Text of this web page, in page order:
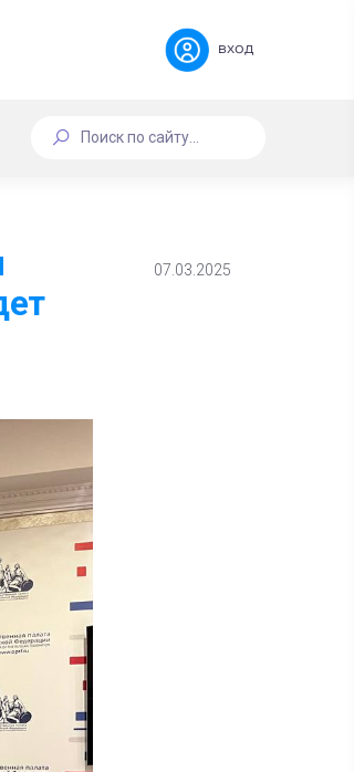
вход
07.03.2025